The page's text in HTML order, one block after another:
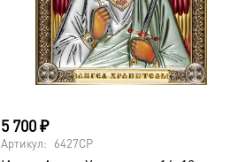
5 700₽
Артикул: 6427CP